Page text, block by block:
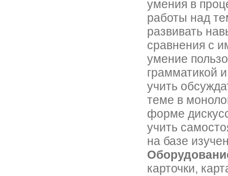
умения в
работы над
развивать
сравнения с
умение
грамматикой
учить
теме в
форме
учить
на базе
карточки,